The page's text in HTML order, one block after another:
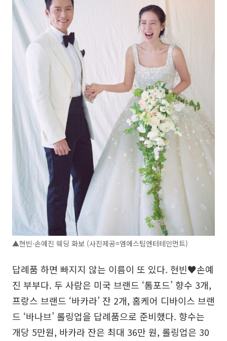
▲현빈·손예진 웨딩 화보 (사진제공=엠에스팀엔터테인먼트)
답례품 하면 빠지지 않는 이름이 또 있다. 현빈♥손예
진 부부다. 두 사람은 미국 브랜드 ‘톰포드’ 향수 3개,
프랑스 브랜드 ‘바카라’ 잔 2개, 홈케어 디바이스 브랜
드 ‘바나브’ 롤링업을 답례품으로 준비했다. 향수는
개당 5만원, 바카라 잔은 최대 36만 원, 롤링업은 30